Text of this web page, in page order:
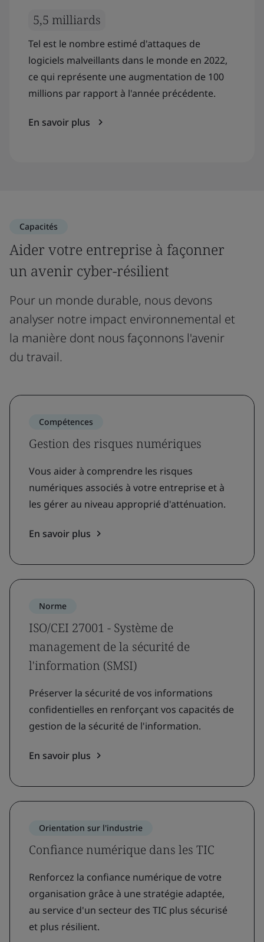
5,5 milliards
Tel est le nombre estimé d'attaques de
logiciels malveillants dans le monde en 2022,
ce qui représente une augmentation de 100
millions par rapport à l'année précédente.
En savoir plus
Capacités
Aider votre entreprise à façonner
un avenir cyber-résilient
Pour un monde durable, nous devons
analyser notre impact environnemental et
la manière dont nous façonnons l'avenir
du travail.
Compétences
Gestion des risques numériques
Vous aider à comprendre les risques
numériques associés à votre entreprise et à
les gérer au niveau approprié d'atténuation.
En savoir plus
Norme
ISO/CEI 27001 - Système de
management de la sécurité de
l'information (SMSI)
Préserver la sécurité de vos informations
confidentielles en renforçant vos capacités de
gestion de la sécurité de l'information.
En savoir plus
Orientation sur l'industrie
Confiance numérique dans les TIC
Renforcez la confiance numérique de votre
organisation grâce à une stratégie adaptée,
au service d'un secteur des TIC plus sécurisé
et plus résilient.